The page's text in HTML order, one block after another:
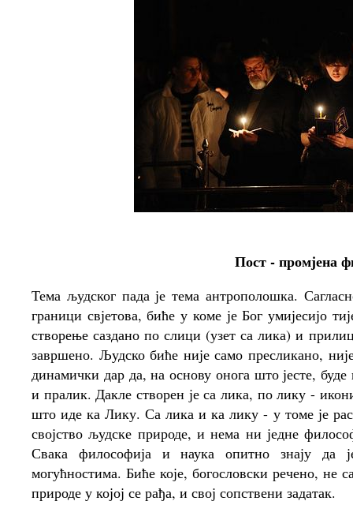
Пост - промјена
Тема људског пада је тема антрополошка.
граници свјетова, биће у коме је Бог умијесијо
створење саздано по слици (узет са лика) и
завршено. Људско биће није само пресликано,
динамички дар да, на основу онога што јесте,
и пралик. Дакле створен је са лика, по лику -
што иде ка Лику. Са лика и ка лику - у томе је
својство људске природе, и нема ни једне
Свака философија и наука опитно знају да
могућностима. Биће које, богословски речено, не
природе у којој се рађа, и свој сопствени задатак.